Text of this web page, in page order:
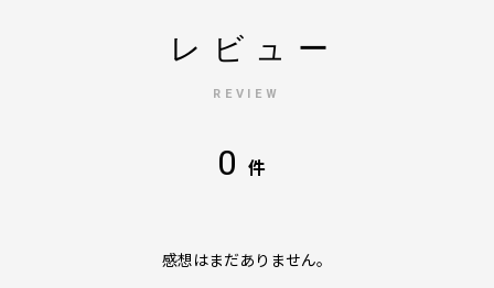
レビュー
REVIEW
0 件
感想はまだありません。